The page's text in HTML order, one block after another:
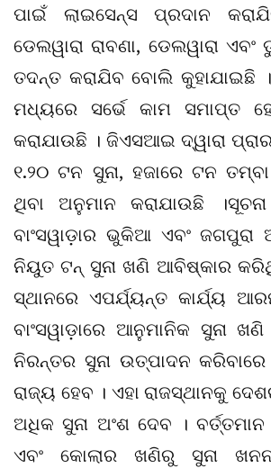
ପାଇଁ ଲାଇସେନ୍ସ ପ୍ରଦାନ
ଡେଲୱାରା ରାବଣା, ଡେଲୱାରା
ତଦନ୍ତ କରାଯିବ ବୋଲି କୁହାଯାଇଛି
ମଧ୍ୟରେ ସର୍ଭେ କାମ ସମାପ୍ତ
କରାଯାଉଛି । ଜିଏସଆଇ ଦ୍ୱାରା
୧.୨୦ ଟନ ସୁନା, ହଜାରେ ଟନ
ଥିବା ଅନୁମାନ କରାଯାଉଛି
ବାଂସୱାଡ଼ାର ଭୁକିଆ ଏବଂ ଜଗପୁରା
ନିୟୁତ ଟନ୍ ସୁନା ଖଣି ଆବିଷ୍କାର
ସ୍ଥାନରେ ଏପର୍ଯ୍ୟନ୍ତ କାର୍ଯ୍ୟ
ବାଂସୱାଡ଼ାରେ ଆନୁମାନିକ ସୁନା
ନିରନ୍ତର ସୁନା ଉତ୍ପାଦନ
ରାଜ୍ୟ ହେବ । ଏହା ରାଜସ୍ଥାନକୁ
ଅଧିକ ସୁନା ଅଂଶ ଦେବ ।
ଏବଂ କୋଲାର ଖଣିରୁ ସୁନା